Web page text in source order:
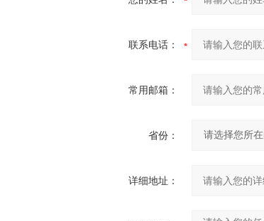
联系电话：
常用邮箱：
省份：
详细地址：